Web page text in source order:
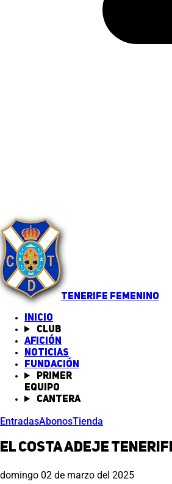
TENERIFE FEMENINO
INICIO
Club
Afición
Noticias
Fundación
Primer
equipo
Cantera
EntradasAbonosTienda
El Costa Adeje
domingo 02 de marzo del 2025